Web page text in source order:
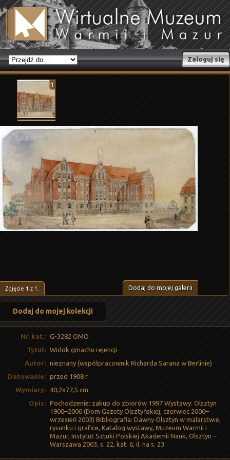
Zaloguj się
1
Dodaj do mojej galerii
Zdjęcie 1 z 1
Dodaj do mojej kolekcji
Nr. kat.: G-3282 OMO
Tytuł: Widok gmachu rejencji
Autor: nieznany (współpracownik Richarda Sarana w Berlinie)
Datowanie: przed 1908 r.
Wymiary:
40,2x77,5 cm
Opis: Pochodzenie: zakup do zbiorów 1997 Wystawy: Olsztyn
1900–2000 (Dom Gazety Olsztyńskiej, czerwiec 2000–
wrzesień 2003) Bibliografia: Dawny Olsztyn w malarstwie,
rysunku i grafice, Katalog wystawy, Muzeum Warmii i
Mazur, Instytut Sztuki Polskiej Akademii Nauk, Olsztyn –
Warszawa 2003, s. 22, kat. 6, il. na s. 23